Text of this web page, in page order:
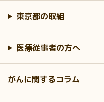
東京都の取組
医療従事者の方へ
がんに関するコラム